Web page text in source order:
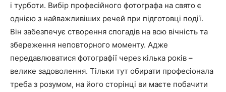
і турботи. Вибір професійного фотографа на свято є
однією з найважливіших речей при підготовці події.
Він забезпечує створення спогадів на всю вічність та
збереження неповторного моменту. Адже
передавлюватися фотографії через кілька років –
велике задоволення. Тільки тут обирати професіонала
треба з розумом, на його сторінці ви маєте побачити